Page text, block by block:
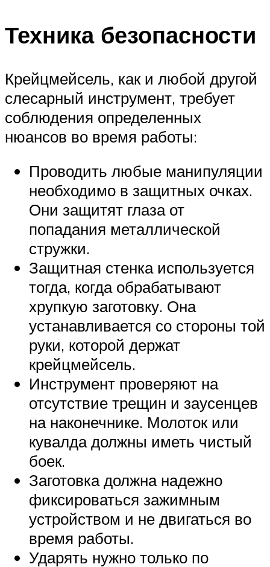
Техника безопасности
Крейцмейсель, как и любой другой
слесарный инструмент, требует
соблюдения определенных
нюансов во время работы:
Проводить любые манипуляции
необходимо в защитных очках.
Они защитят глаза от
попадания металлической
стружки.
Защитная стенка используется
тогда, когда обрабатывают
хрупкую заготовку. Она
устанавливается со стороны той
руки, которой держат
крейцмейсель.
Инструмент проверяют на
отсутствие трещин и заусенцев
на наконечнике. Молоток или
кувалда должны иметь чистый
боек.
Заготовка должна надежно
фиксироваться зажимным
устройством и не двигаться во
время работы.
Ударять нужно только по